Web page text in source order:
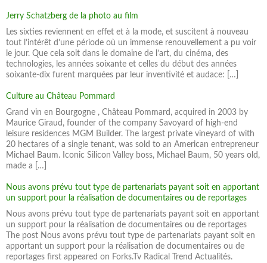
Jerry Schatzberg de la photo au film
Les sixties reviennent en effet et à la mode, et suscitent à nouveau
tout l’intérêt d’une période où un immense renouvellement a pu voir
le jour. Que cela soit dans le domaine de l’art, du cinéma, des
technologies, les années soixante et celles du début des années
soixante-dix furent marquées par leur inventivité et audace: […]
Culture au Château Pommard
Grand vin en Bourgogne , Château Pommard, acquired in 2003 by
Maurice Giraud, founder of the company Savoyard of high-end
leisure residences MGM Builder. The largest private vineyard of with
20 hectares of a single tenant, was sold to an American entrepreneur
Michael Baum. Iconic Silicon Valley boss, Michael Baum, 50 years old,
made a […]
Nous avons prévu tout type de partenariats payant soit en apportant
un support pour la réalisation de documentaires ou de reportages
Nous avons prévu tout type de partenariats payant soit en apportant
un support pour la réalisation de documentaires ou de reportages
The post Nous avons prévu tout type de partenariats payant soit en
apportant un support pour la réalisation de documentaires ou de
reportages first appeared on Forks.Tv Radical Trend Actualités.